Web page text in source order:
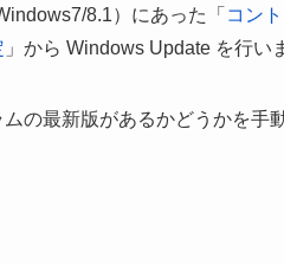
8.1）にあった「 コン
」から Windows Update を行い
の最新版があるかどうかを手